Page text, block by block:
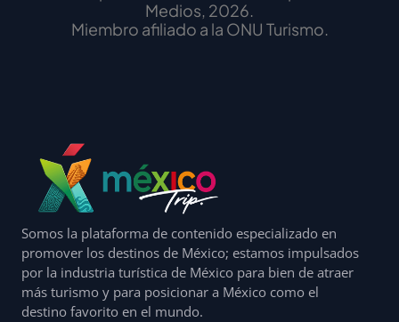
Medios, 2026.
Miembro afiliado a la ONU Turismo.
Somos la plataforma de contenido especializado en
promover los destinos de México; estamos impulsados
por la industria turística de México para bien de atraer
más turismo y para posicionar a México como el
destino favorito en el mundo.